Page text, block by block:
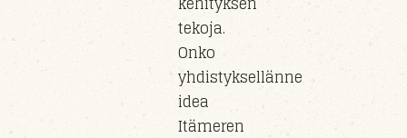
tekoja.
Onko
yhdistyksellänne
idea
Itämeren